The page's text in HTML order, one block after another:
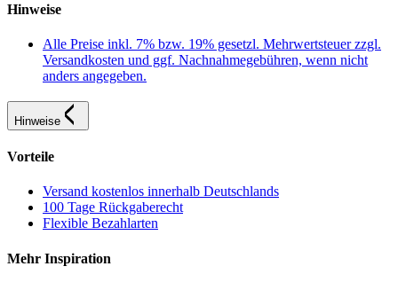
Hinweise
Alle Preise inkl. 7% bzw. 19% gesetzl. Mehrwertsteuer zzgl.
Versandkosten und ggf. Nachnahmegebühren, wenn nicht
anders angegeben.
Hinweise
Vorteile
Versand kostenlos innerhalb Deutschlands
100 Tage Rückgaberecht
Flexible Bezahlarten
Mehr Inspiration